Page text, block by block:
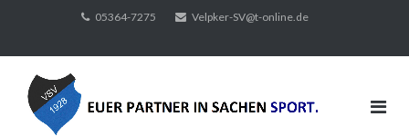
Inhalt
05364-7275 Velpker-SV@t-online.de